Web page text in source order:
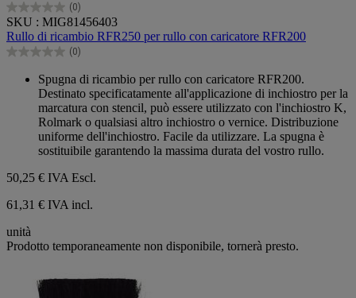
(0)
0.0
su
5
stelle.
SKU : MIG81456403
Rullo di ricambio RFR250 per rullo con caricatore RFR200
(0)
0.0
Spugna di ricambio per rullo con caricatore RFR200.
Destinato specificatamente all'applicazione di inchiostro per la
marcatura con stencil, può essere utilizzato con l'inchiostro K,
Rolmark o qualsiasi altro inchiostro o vernice. Distribuzione
uniforme dell'inchiostro. Facile da utilizzare. La spugna è
sostituibile garantendo la massima durata del vostro rullo.
50,25 € IVA Escl.
61,31 € IVA incl.
unità
Prodotto temporaneamente non disponibile, tornerà presto.